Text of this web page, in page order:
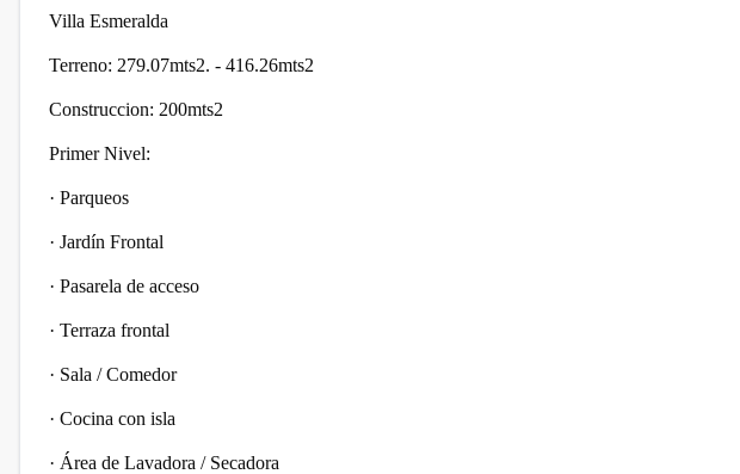
Villa Esmeralda
Terreno: 279.07mts2. - 416.26mts2
Construccion: 200mts2
Primer Nivel:
· Parqueos
· Jardín Frontal
· Pasarela de acceso
· Terraza frontal
· Sala / Comedor
· Cocina con isla
· Área de Lavadora / Secadora